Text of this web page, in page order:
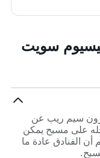
سويت
سيم ريب عن
على مسبح يمكن
أن الفنادق عادة ما